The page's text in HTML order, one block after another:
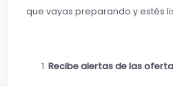
que vayas preparando y estés
Recibe alertas de las